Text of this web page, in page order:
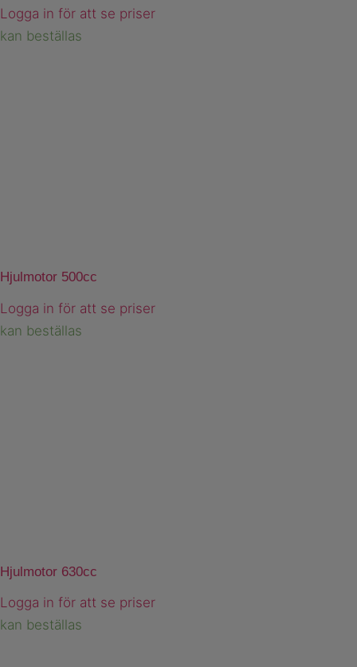
Logga in för att se priser
kan beställas
Hjulmotor 500cc
Logga in för att se priser
kan beställas
Hjulmotor 630cc
Logga in för att se priser
kan beställas